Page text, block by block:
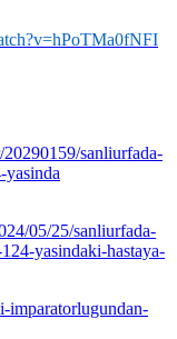
sanliurfada-
yasinda
05/25/sanliurfada-
yasindaki-hastaya-
imparatorlugundan-